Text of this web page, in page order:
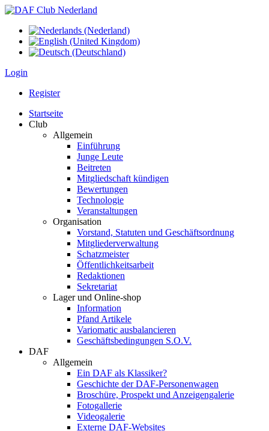
Login
Register
Startseite
Club
Allgemein
Einführung
Junge Leute
Beitreten
Mitgliedschaft kündigen
Bewertungen
Technologie
Veranstaltungen
Organisation
Vorstand, Statuten und Geschäftsordnung
Mitgliederverwaltung
Schatzmeister
Öffentlichkeitsarbeit
Redaktionen
Sekretariat
Lager und Online-shop
Information
Pfand Artikele
Variomatic ausbalancieren
Geschäftsbedingungen S.O.V.
DAF
Allgemein
Ein DAF als Klassiker?
Geschichte der DAF-Personenwagen
Broschüre, Prospekt und Anzeigengalerie
Fotogallerie
Videogalerie
Externe DAF-Websites